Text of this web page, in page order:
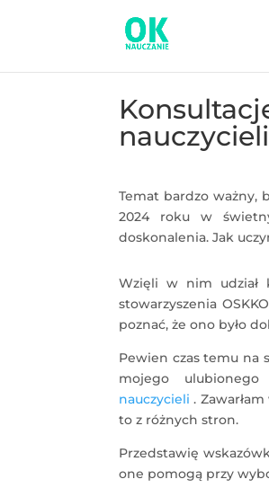
Temat bardzo ważny,
2024 roku w
doskonalenia. Jak
Wzięli w nim udział
stowarzyszenia
poznać, że ono było
Pewien czas temu na
mojego
nauczycieli .
to z różnych stron.
Przedstawię
one pomogą przy